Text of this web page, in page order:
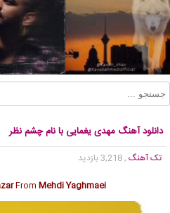
دانلود آهنگ مهدی یغمایی با نام چشم نظر
تک آهنگ , 3,218 بازدید
From Mehdi Yaghmaei